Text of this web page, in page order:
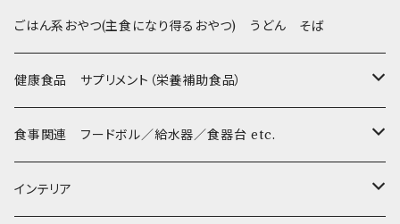
XSサイズ(テープ幅1.0cm) _ ハーネス&リードセット
Harness & Leash - XS（超小型犬･幼犬用）
Harness & Leash - XS
Collar & Leash Set - S
セレクト
幼犬・超小型犬用 _ 幅1.0cm
小型犬用 _ 幅1.5cm
flexi フレキシリード(伸縮リード)
ライト
etc.
iDog&iCat
ぬいぐるみ
ラテックスTOY
PomPreece / ポンポリース
デンタル
etc.
BITE ME
Bon・rupa(ボンルパ)
京
Bonpuchi
職人の味
ジャーキー
和菓子
愛犬の健康おやつ
POCHETINO
ごはん系おやつ(主食になり得るおやつ) うどん そば
健康食品 サプリメント（栄養補助食品）
涙やけ対策
健康維持
食事関連 フードボル／給水器／食器台 etc.
フードボウル
インテリア